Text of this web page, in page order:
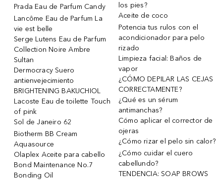
Prada Eau de Parfum Candy
Lancôme Eau de Parfum La
vie est belle
Serge Lutens Eau de Parfum
Collection Noire Ambre
Sultan
Dermocracy Suero
antienvejecimiento
BRIGHTENING BAKUCHIOL
Lacoste Eau de toilette Touch
of pink
Sol de Janeiro 62
Biotherm BB Cream
Aquasource
Olaplex Aceite para cabello
Bond Maintenance No.7
Bonding Oil
los pies?
Aceite de coco
Potencia tus rulos con el
acondicionador para pelo
rizado
Limpieza facial: Baños de
vapor
¿CÓMO DEPILAR LAS CEJAS
CORRECTAMENTE?
¿Qué es un sérum
antimanchas?
Cómo aplicar el corrector de
ojeras
¿Cómo rizar el pelo sin calor?
¿Cómo cuidar el cuero
cabellundo?
TENDENCIA: SOAP BROWS